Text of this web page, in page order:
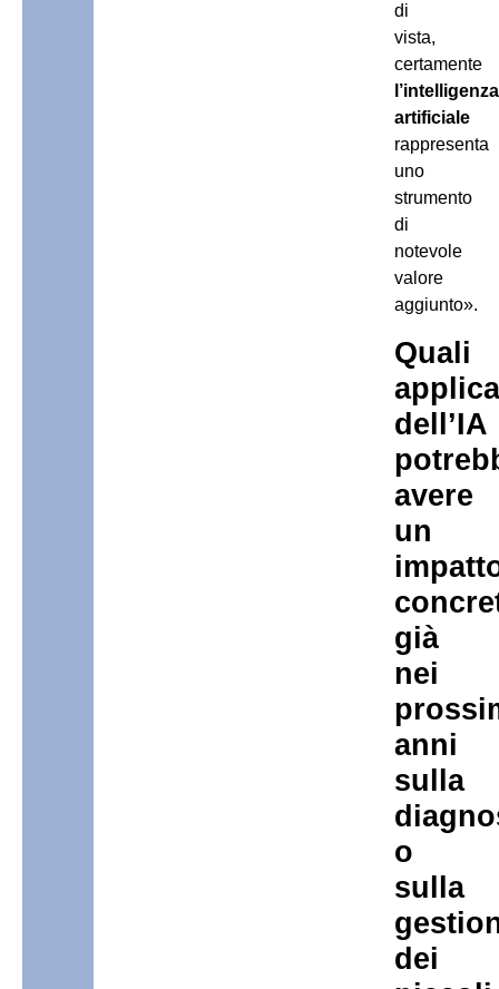
di
vista,
certamente
l’intelligenza
artificiale
rappresenta
uno
strumento
di
notevole
valore
aggiunto».
Quali
dell’IA
avere
un
già
nei
anni
sulla
o
sulla
dei